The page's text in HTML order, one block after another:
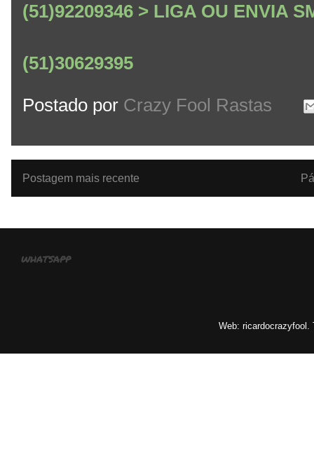
(51)92209346 > LIGA OU ENVIA
(51)30629395
Postado por Crazy Fool Rastas
Postagem mais recente
whatsapp
Web: